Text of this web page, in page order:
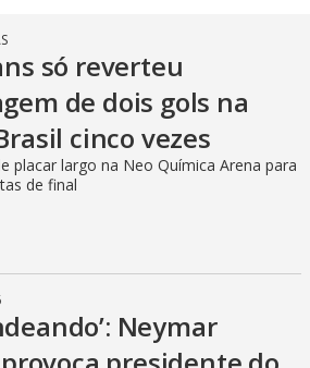
só reverteu
de dois gols na
cinco vezes
placar largo na Neo Química Arena para
de final
Neymar